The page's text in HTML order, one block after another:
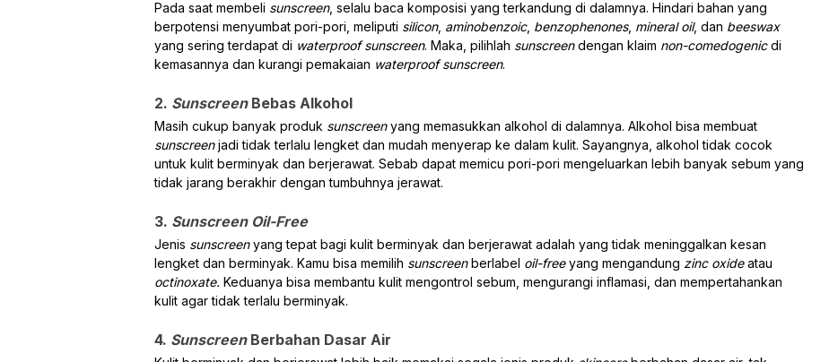
Pada saat membeli sunscreen, selalu baca komposisi yang terkandung di dalamnya. Hindari bahan yang
berpotensi menyumbat pori-pori, meliputi silicon, aminobenzoic, benzophenones, mineral oil, dan beeswax
yang sering terdapat di waterproof sunscreen. Maka, pilihlah sunscreendengan klaim non-comedogenicdi
kemasannya dan kurangi pemakaian waterproof sunscreen.
2. Sunscreen Bebas Alkohol
Masih cukup banyak produk sunscreenyang memasukkan alkohol di dalamnya. Alkohol bisa membuat
sunscreenjadi tidak terlalu lengket dan mudah menyerap ke dalam kulit. Sayangnya, alkohol tidak cocok
untuk kulit berminyak dan berjerawat. Sebab dapat memicu pori-pori mengeluarkan lebih banyak sebum yang
tidak jarang berakhir dengan tumbuhnya jerawat.
3. Sunscreen Oil-Free
Jenis sunscreenyang tepat bagi kulit berminyak dan berjerawat adalah yang tidak meninggalkan kesan
lengket dan berminyak. Kamu bisa memilih sunscreenberlabel oil-freeyang mengandung zinc oxideatau
octinoxate. Keduanya bisa membantu kulit mengontrol sebum, mengurangi inflamasi, dan mempertahankan
kulit agar tidak terlalu berminyak.
4. Sunscreen Berbahan Dasar Air